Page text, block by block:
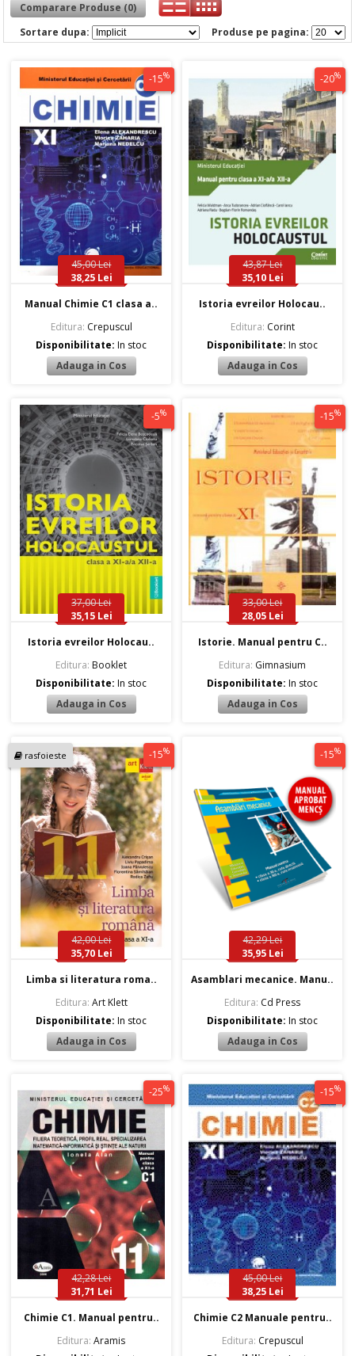
Comparare Produse (0)
Produse pe pagina:
Sortare dupa:
-15%
45,00 Lei
38,25 Lei
Manual Chimie C1 clasa a..
Editura: Crepuscul
Disponibilitate:In stoc
-20%
43,87 Lei
35,10 Lei
Istoria evreilor Holocau..
Editura: Corint
Disponibilitate:In stoc
-5%
37,00 Lei
35,15 Lei
Istoria evreilor Holocau..
Editura: Booklet
Disponibilitate:In stoc
-15%
33,00 Lei
28,05 Lei
Istorie. Manual pentru C..
Editura: Gimnasium
Disponibilitate:In stoc
rasfoieste -15%
42,00 Lei
35,70 Lei
Limba si literatura roma..
Editura: Art Klett
Disponibilitate:In stoc
-15%
42,29 Lei
35,95 Lei
Asamblari mecanice. Manu..
Editura: Cd Press
Disponibilitate:In stoc
-25%
42,28 Lei
31,71 Lei
Chimie C1. Manual pentru..
Editura: Aramis
-15%
45,00 Lei
38,25 Lei
Chimie C2 Manuale pentru..
Editura: Crepuscul